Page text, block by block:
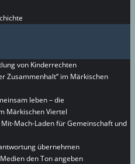
von Kinderrechten
Zusammenhalt“ im Märkischen
leben – die
Märkischen Viertel
Mit-Mach-Laden für Gemeinschaft und
übernehmen
den Ton angeben